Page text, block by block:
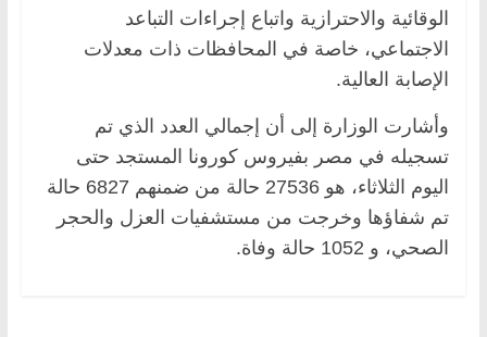
الوقائية والاحترازية واتباع إجراءات التباعد
الاجتماعي، خاصة في المحافظات ذات معدلات
الإصابة العالية.
وأشارت الوزارة إلى أن إجمالي العدد الذي تم
تسجيله في مصر بفيروس كورونا المستجد حتى
اليوم الثلاثاء، هو 27536 حالة من ضمنهم 6827 حالة
تم شفاؤها وخرجت من مستشفيات العزل والحجر
الصحي، و 1052 حالة وفاة.